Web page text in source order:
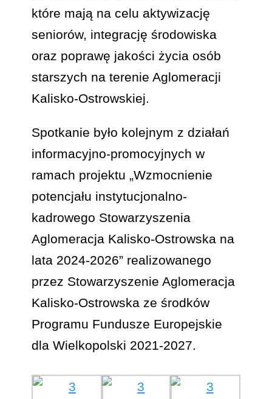
które mają na celu aktywizację
seniorów, integrację środowiska
oraz poprawę jakości życia osób
starszych na terenie Aglomeracji
Kalisko-Ostrowskiej.
Spotkanie było kolejnym z działań
informacyjno-promocyjnych w
ramach projektu „Wzmocnienie
potencjału instytucjonalno-
kadrowego Stowarzyszenia
Aglomeracja Kalisko-Ostrowska na
lata 2024-2026” realizowanego
przez Stowarzyszenie Aglomeracja
Kalisko-Ostrowska ze środków
Programu Fundusze Europejskie
dla Wielkopolski 2021-2027.